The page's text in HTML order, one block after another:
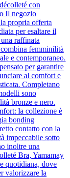
con
Il negozio
propria offerta
per esaltare il
raffinata
femminilità
e contemporaneo.
per garantire
al comfort e
Completano
sono
bronze e nero.
la collezione è
bonding
contatto con la
impeccabile sotto
inoltre una
Bra, Yamamay
quotidiana, dove
valorizzare la